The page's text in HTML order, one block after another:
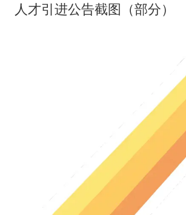
人才引进公告截图（部分）